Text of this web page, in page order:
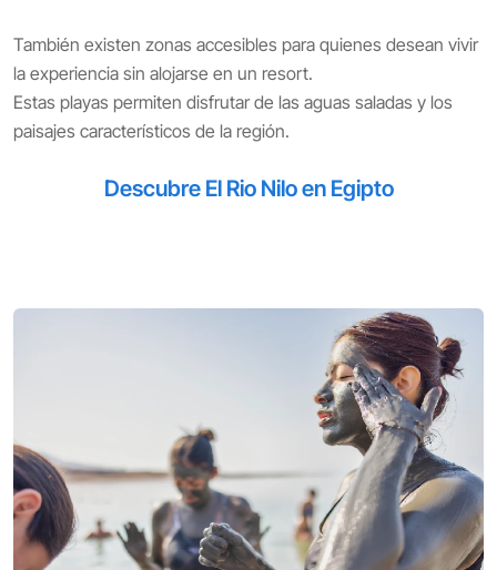
También existen zonas accesibles para quienes desean vivir
la experiencia sin alojarse en un resort.
Estas playas permiten disfrutar de las aguas saladas y los
paisajes característicos de la región.
Descubre El Rio Nilo en Egipto